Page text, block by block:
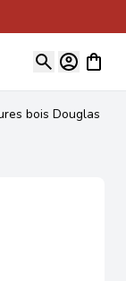
Voir
bois Douglas